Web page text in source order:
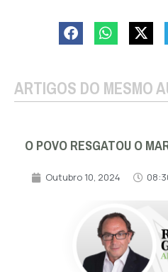
ARTIGOS DO MESMO
O POVO RESGATOU O
Outubro 10, 2024